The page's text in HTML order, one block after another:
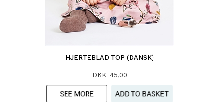
HJERTEBLAD TOP (DANSK)
DKK 45,00